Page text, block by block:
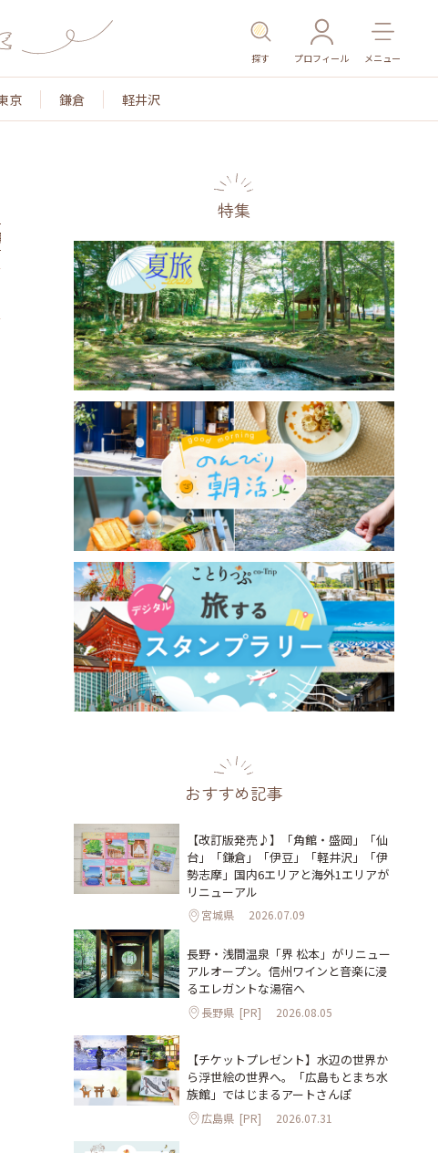
探す プロフィール メニュー
京 鎌倉 軽井沢
名所・旧跡 温泉・スパ その他施設 ごはん
【2026年夏】リゾナーレで叶え
るリゾート涼旅7選。雲海、高
原、星空、かき氷で暑さを忘れる
2026.06.03
特集
おすすめ記事
【改訂版発売♪】「角館・盛岡」「仙
台」「鎌倉」「伊豆」「軽井沢」「伊
勢志摩」国内6エリアと海外1エリアが
リニューアル
宮城県 2026.07.09
長野・浅間温泉「界 松本」がリニュー
アルオープン。信州ワインと音楽に浸
るエレガントな湯宿へ
長野県 [PR] 2026.08.05
【チケットプレゼント】水辺の世界か
ら浮世絵の世界へ。「広島もとまち水
族館」ではじまるアートさんぽ
広島県 [PR] 2026.07.31